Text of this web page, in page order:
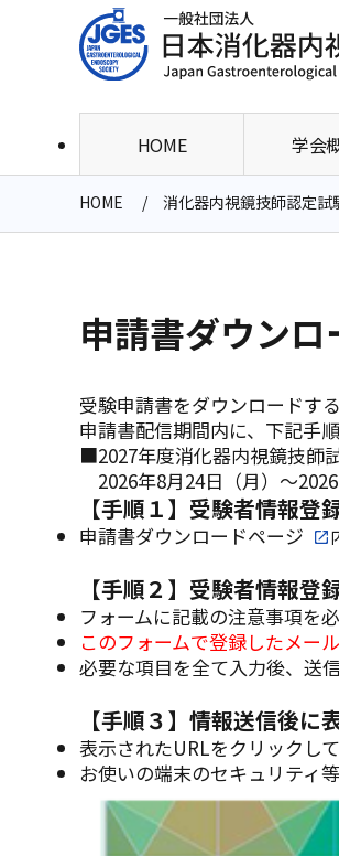
HOME 学会
HOME 消化器内視鏡技師認定試
申請書ダウン
受験申請書をダウンロードす
申請書配信期間内に、下記手
■2027年度消化器内視鏡技師
2026年8月24日（月）～2026
【手順１】受験者情報登
申請書ダウンロードページ
【手順２】受験者情報
フォームに記載の注意事項を
このフォームで登録したメー
必要な項目を全て入力後、送
【手順３】情報送信後
表示されたURLをクリックし
お使いの端末のセキュリティ